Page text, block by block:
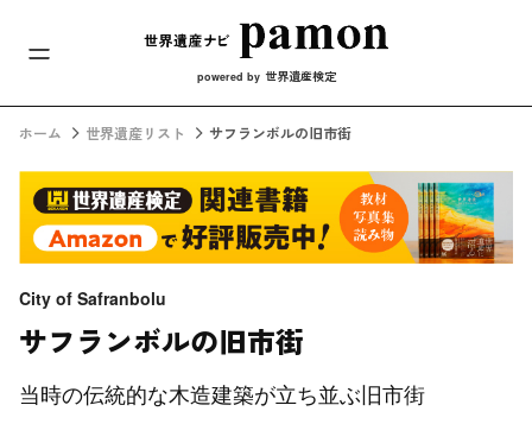
メインナビ
powered by 世界遺産検定
ホーム 世界遺産リスト サフランボルの旧市街
City of Safranbolu
サフランボルの旧市街
当時の伝統的な木造建築が立ち並ぶ旧市街